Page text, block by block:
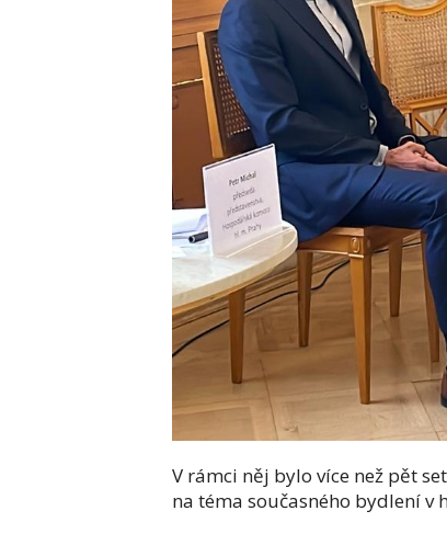
V rámci něj bylo více než pět
na téma současného bydlení v